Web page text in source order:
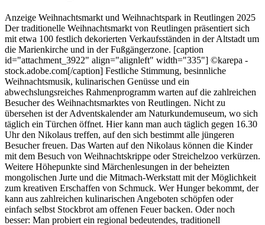
Anzeige Weihnachtsmarkt und Weihnachtspark in Reutlingen 2025
Der traditionelle Weihnachtsmarkt von Reutlingen präsentiert sich
mit etwa 100 festlich dekorierten Verkaufsständen in der Altstadt um
die Marienkirche und in der Fußgängerzone. [caption
id="attachment_3922" align="alignleft" width="335"] ©karepa -
stock.adobe.com[/caption] Festliche Stimmung, besinnliche
Weihnachtsmusik, kulinarischen Genüsse und ein
abwechslungsreiches Rahmenprogramm warten auf die zahlreichen
Besucher des Weihnachtsmarktes von Reutlingen. Nicht zu
übersehen ist der Adventskalender am Naturkundemuseum, wo sich
täglich ein Türchen öffnet. Hier kann man auch täglich gegen 16.30
Uhr den Nikolaus treffen, auf den sich bestimmt alle jüngeren
Besucher freuen. Das Warten auf den Nikolaus können die Kinder
mit dem Besuch von Weihnachtskrippe oder Streichelzoo verkürzen.
Weitere Höhepunkte sind Märchenlesungen in der beheizten
mongolischen Jurte und die Mitmach-Werkstatt mit der Möglichkeit
zum kreativen Erschaffen von Schmuck. Wer Hunger bekommt, der
kann aus zahlreichen kulinarischen Angeboten schöpfen oder
einfach selbst Stockbrot am offenen Feuer backen. Oder noch
besser: Man probiert ein regional bedeutendes, traditionell